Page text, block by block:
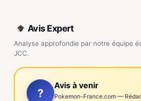
Avis Expert
Analyse approfondie par notre équipe
JCC.
?
Avis à venir
Pokemon-France.com —